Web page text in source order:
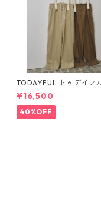
TODAYFUL トゥデイフ
penders Highwaist
510703
¥16,500
40%OFF